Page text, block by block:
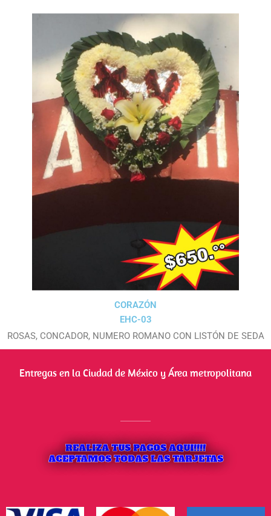
CORAZÓN
EHC-03
ROSAS, CONCADOR, NUMERO ROMANO CON LISTÓN DE SEDA
Entregas en la Ciudad de México y Área metropolitana
REALIZA TUS PAGOS AQUI!!!!
ACEPTAMOS TODAS LAS TARJETAS